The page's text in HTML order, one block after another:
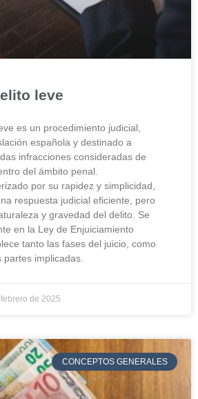
leve
es un procedimiento judicial,
española y destinado a
infracciones consideradas de
del ámbito penal.
por su rapidez y simplicidad,
respuesta judicial eficiente, pero
y gravedad del delito. Se
en la Ley de Enjuiciamiento
tanto las fases del juicio, como
implicadas.
de 2025
CONCEPTOS GENERALES